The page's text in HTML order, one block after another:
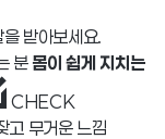
받아보세요.
몸이 쉽게 지치는
CHECK